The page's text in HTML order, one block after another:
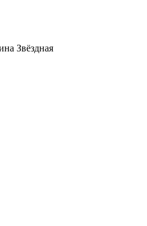
Звёздная